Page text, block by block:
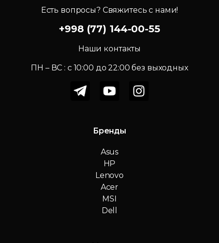
Есть вопросы? Свяжитесь с нами!
+998 (77) 144-00-55
Наши контакты
ПН – ВС : c 10:00 до 22:00 без выходных
Бренды
Asus
HP
Lenovo
Acer
MSI
Dell